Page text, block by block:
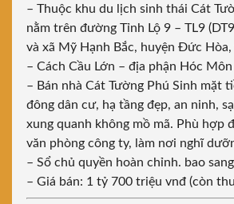
– Thuộc khu du lịch sinh thái Cát
nằm trên đường Tỉnh Lộ 9 – TL9
và xã Mỹ Hạnh Bắc, huyện Đức Hòa,
– Cách Cầu Lớn – địa phận Hóc
– Bán nhà Cát Tường Phú Sinh mặt
đông dân cư, hạ tầng đẹp, an ninh,
xung quanh không mồ mã. Phù hợp
văn phòng công ty, làm nơi nghĩ
– Sổ chủ quyền hoàn chỉnh. bao
– Giá bán: 1 tỷ 700 triệu vnđ (còn